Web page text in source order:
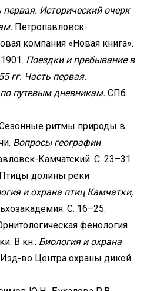
первая. Исторический очерк
Петропавловск-
компания «Новая книга».
Поездки и пребывание в
гг. Часть первая.
путевым дневникам. СПб.
ритмы природы в
Вопросы географии
Камчатский. С. 23–31.
долины реки
и охрана птиц Камчатки,
С. 16–25.
фенология
В кн.: Биология и охрана
во Центра охраны дикой